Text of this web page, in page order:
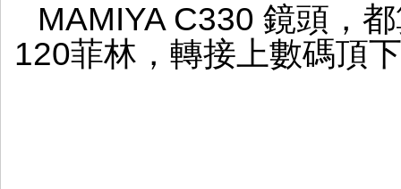
MAMIYA C330 鏡頭，
120菲林，轉接上數碼頂